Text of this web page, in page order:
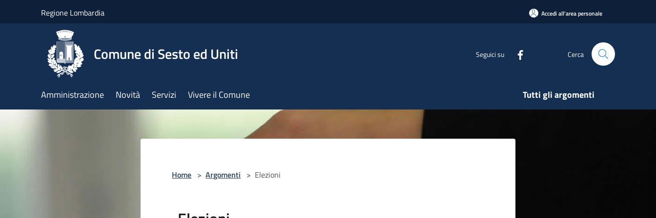
Regione Lombardia Accedi all'area personale
Comune di Sesto ed Uniti Seguici su Cerca
Amministrazione Novità Servizi Vivere il Comune Tutti gli argomenti
Home > Argomenti > Elezioni